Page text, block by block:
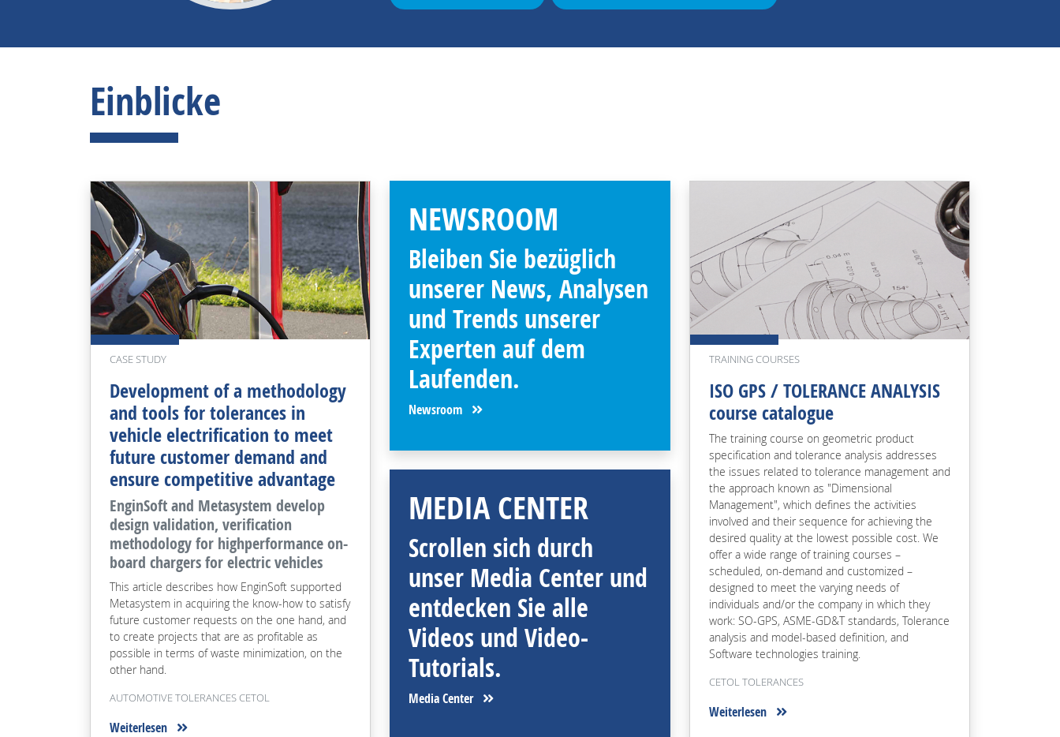
Einblicke
CASE STUDY
Development of a methodology
and tools for tolerances in
vehicle electrification to meet
future customer demand and
ensure competitive advantage
EnginSoft and Metasystem develop
design validation, verification
methodology for highperformance on-
board chargers for electric vehicles
This article describes how EnginSoft supported
Metasystem in acquiring the know-how to satisfy
future customer requests on the one hand, and
to create projects that are as profitable as
possible in terms of waste minimization, on the
other hand.
AUTOMOTIVE TOLERANCES CETOL
Weiterlesen
NEWSROOM
Bleiben Sie bezüglich
unserer News, Analysen
und Trends unserer
Experten auf dem
Laufenden.
Newsroom
MEDIA CENTER
Scrollen sich durch
unser Media Center und
entdecken Sie alle
Videos und Video-
Tutorials.
Media Center
TRAINING COURSES
ISO GPS / TOLERANCE ANALYSIS
course catalogue
The training course on geometric product
specification and tolerance analysis addresses
the issues related to tolerance management and
the approach known as "Dimensional
Management", which defines the activities
involved and their sequence for achieving the
desired quality at the lowest possible cost. We
offer a wide range of training courses –
scheduled, on-demand and customized –
designed to meet the varying needs of
individuals and/or the company in which they
work: SO-GPS, ASME-GD&T standards, Tolerance
analysis and model-based definition, and
Software technologies training.
CETOL TOLERANCES
Weiterlesen